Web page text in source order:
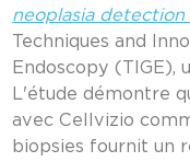
neoplasia detection
Techniques and
Endoscopy (TIGE),
L'étude démontre
avec Cellvizio
biopsies fournit un